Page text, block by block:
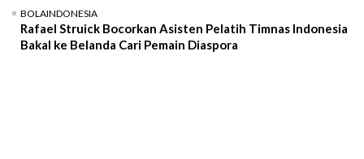
BOLAINDONESIA
Rafael Struick Bocorkan Asisten Pelatih Timnas Indonesia
Bakal ke Belanda Cari Pemain Diaspora